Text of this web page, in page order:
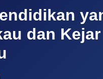
dan Kejar